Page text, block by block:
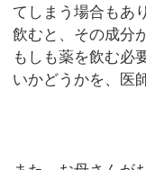
てしまう場合もあ
飲むと、その成分
もしも薬を飲む必
いかどうかを、医